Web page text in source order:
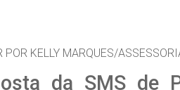
POR KELLY MARQUES/
da SMS de